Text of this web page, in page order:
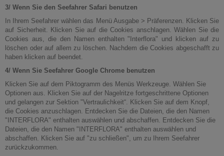
3/ Wenn Sie den Seefahrer Safari benutzen
In Ihrem Seefahrer wählen das Menü Ausgabe > Präferenzen. Klicken Sie
auf Sicherheit. Klicken Sie auf die Cookies anschlagen. Wählen Sie die
Cookies aus, die den Namen enthalten "Interflora" und klicken auf zu
löschen oder auf allem zu löschen. Nachdem die Cookies abgeschafft zu
haben klicken auf beendet.
4/ Wenn Sie Seefahrer Google Chrome benutzen
Klicken Sie auf dem Piktogramm des Menüs Werkzeuge. Wählen Sie
Optionen aus. Klicken Sie auf der Nagelritze fortgeschrittene Optionen
und gelangen zur Sektion "Vertraulichkeit“. Klicken Sie auf dem Knopf,
die Cookies anzuschlagen. Entdecken Sie die Dateien, die den Namen
"INTERFLORA" enthalten auswählen und abschaffen. Entdecken Sie die
Dateien, die den Namen "INTERFLORA" enthalten auswählen und
abschaffen. Klicken Sie auf "zu schließen", um zu Ihrem Seefahrer
zurückzukommen.